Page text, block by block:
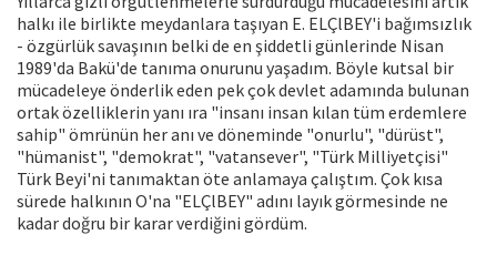
halkı ile birlikte meydanlara taşıyan E. ELÇlBEY'i bağımsızlık
- özgürlük savaşının belki de en şiddetli günlerinde Nisan
1989'da Bakü'de tanıma onurunu yaşadım. Böyle kutsal bir
mücadeleye önderlik eden pek çok devlet adamında bulunan
ortak özelliklerin yanı ıra "insanı insan kılan tüm erdemlere
sahip" ömrünün her anı ve döneminde "onurlu", "dürüst",
"hümanist", "demokrat", "vatansever", "Türk Milliyetçisi"
Türk Beyi'ni tanımaktan öte anlamaya çalıştım. Çok kısa
sürede halkının O'na "ELÇlBEY" adını layık görmesinde ne
kadar doğru bir karar verdiğini gördüm.